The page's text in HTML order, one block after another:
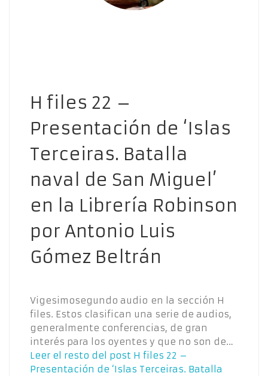
H files 22 –
Presentación de ‘Islas
Terceiras. Batalla
naval de San Miguel’
en la Librería Robinson
por Antonio Luis
Gómez Beltrán
Vigesimosegundo audio en la sección H
files. Estos clasifican una serie de audios,
generalmente conferencias, de gran
interés para los oyentes y que no son de…
Leer el resto del post H files 22 –
Presentación de ‘Islas Terceiras. Batalla